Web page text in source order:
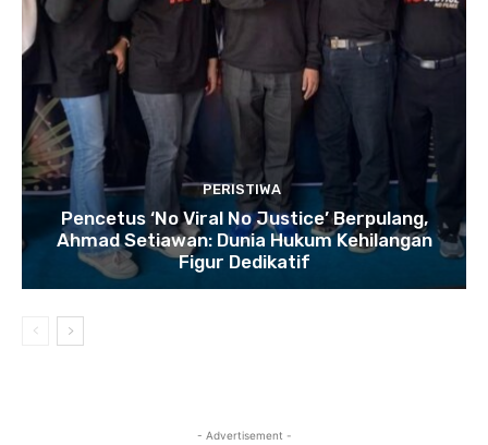
PERISTIWA
Pencetus ‘No Viral No Justice’ Berpulang,
Ahmad Setiawan: Dunia Hukum Kehilangan
Figur Dedikatif
- Advertisement -